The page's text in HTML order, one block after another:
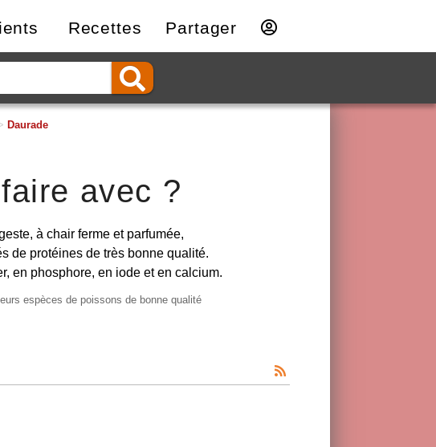
Recettes Partager
Daurade
avec ?
à chair ferme et parfumée,
de protéines de très bonne qualité.
en phosphore, en iode et en calcium.
espèces de poissons de bonne qualité